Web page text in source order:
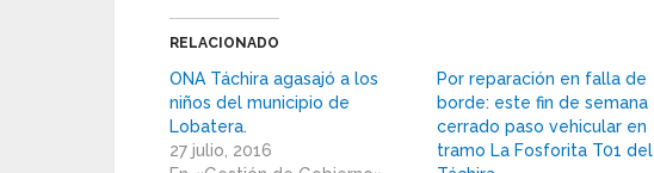
RELACIONADO
ONA Táchira agasajó a los
niños del municipio de
Lobatera.
27 julio, 2016
Por reparación en falla de
borde: este fin de semana
cerrado paso vehicular en
tramo La Fosforita T01 del